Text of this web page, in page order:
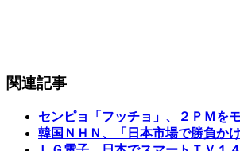
関連記事
センピョ「フッチョ」、２ＰＭを
韓国ＮＨＮ、「日本市場で勝負かけ